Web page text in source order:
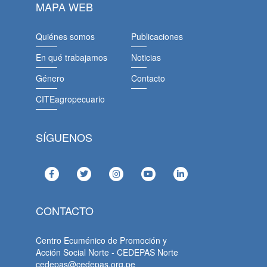
MAPA WEB
Quiénes somos
En qué trabajamos
Género
CITEagropecuario
Publicaciones
Noticias
Contacto
SÍGUENOS
CONTACTO
Centro Ecuménico de Promoción y
Acción Social Norte - CEDEPAS Norte
cedepas@cedepas.org.pe